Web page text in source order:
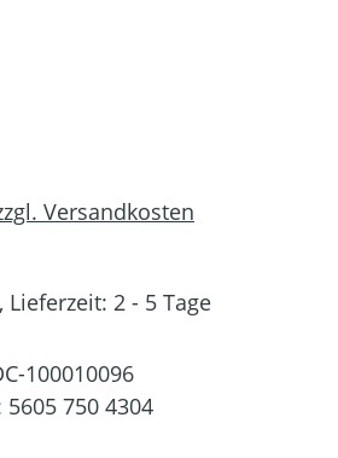
Versandkosten
2 - 5 Tage
100010096
5605 750 4304